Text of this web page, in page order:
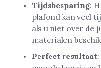
Tijdsbesparing:
plafond kan veel
als u niet over de
materialen
Perfect resultaat